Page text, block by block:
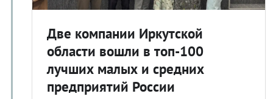
Две компании Иркутской
области вошли в топ-100
лучших малых и средних
предприятий России